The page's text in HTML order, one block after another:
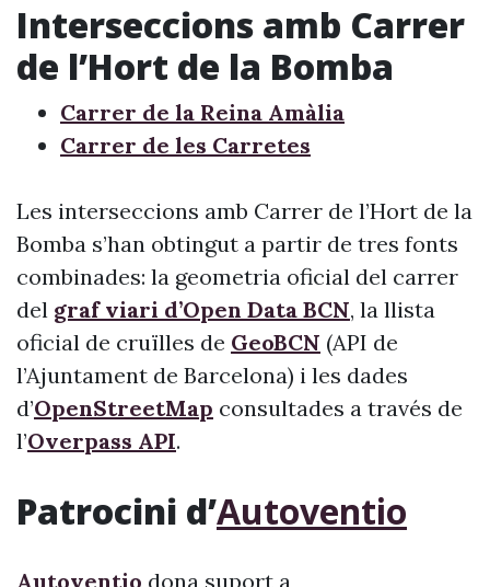
Interseccions amb Carrer
de l’Hort de la Bomba
Carrer de la Reina Amàlia
Carrer de les Carretes
Les interseccions amb Carrer de l’Hort de la
Bomba s’han obtingut a partir de tres fonts
combinades: la geometria oficial del carrer
del graf viari d’Open Data BCN, la llista
oficial de cruïlles de GeoBCN (API de
l’Ajuntament de Barcelona) i les dades
d’OpenStreetMap consultades a través de
l’Overpass API.
Patrocini d’Autoventio
Autoventio dona suport a